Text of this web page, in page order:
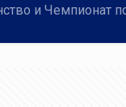
и Чемпионат